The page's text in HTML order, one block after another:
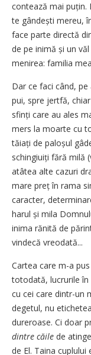
contează mai puțin.
te gândești mereu,
face parte directă
de pe inimă și un
menirea: familia
Dar ce faci când,
pui, spre jertfă,
sfinți care au ales
mers la moarte cu
tăiați de paloșul
schingiuiți fără milă
atâtea alte cazuri
mare preț în rama
caracter,
harul și mila
inima rănită de
vindecă vreodată...
Cartea care m-a
totodată, lucrurile
cu cei care dintr-un
degetul, nu
dureroase. Ci doar
dintre căile de
de El. Taina